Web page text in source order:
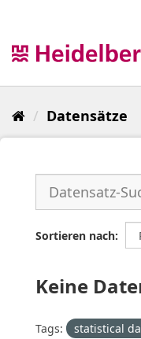
Datensätze
Sortieren nach
Keine
Tags: statistical